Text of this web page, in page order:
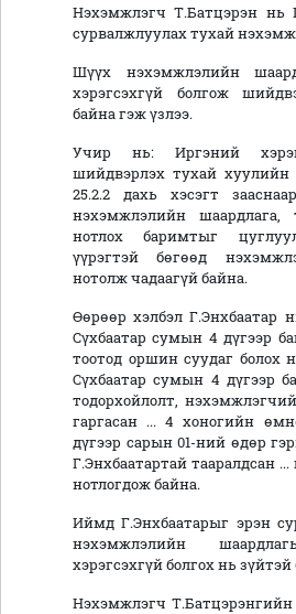
Нэхэмжлэгч Т.Батцэрэн нь
сурвалжлуулах тухай
Шүүх нэхэмжлэлийн
хэрэгсэхгүй болгож
байна гэж үзлээ.
Учир нь: Иргэний
шийдвэрлэх тухай хуулийн
25.2.2 дахь хэсэгт
нэхэмжлэлийн шаардлага,
нотлох баримтыг
үүрэгтэй бөгөөд
нотолж чадаагүй байна.
Өөрөөр хэлбэл Г.Энхбаатар
Сүхбаатар сумын 4 дүгээр
тоотод оршин суудаг болох
Сүхбаатар сумын 4 дүгээр
тодорхойлолт,
гаргасан ... 4 хоногийн
дүгээр сарын 01-ний өдөр
Г.Энхбаатартай тааралдсан ...
нотлогдож байна.
Иймд Г.Энхбаатарыг эрэн
нэхэмжлэлийн
хэрэгсэхгүй болгох нь зүйтэй
Нэхэмжлэгч